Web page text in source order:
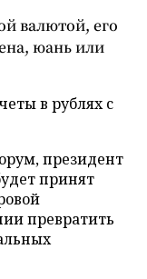
валютой, его
юань или
в рублях с
президент
принят
превратить